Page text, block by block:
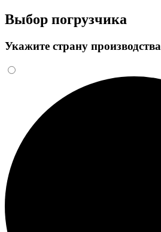
Выбор погрузчика
Укажите страну производства